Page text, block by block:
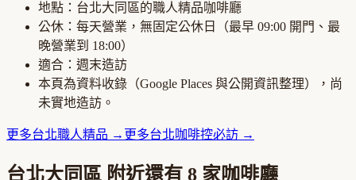
地點： 台北大同區的職人精品咖啡廳
公休： 每天營業，無固定公休日 （最早 09:00 開門、最
晚營業到 18:00）
適合： 週末造訪
本頁為資料收錄（Google Places 與公開資訊整理），尚
未實地造訪。
更多台北職人精品 → 更多台北咖啡控必訪 →
台北大同區 附近還有 8 家咖啡廳